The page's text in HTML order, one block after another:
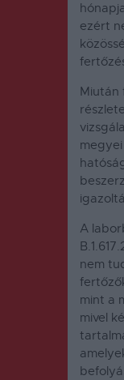
ezért
Miután
A
nem
mint a
mivel